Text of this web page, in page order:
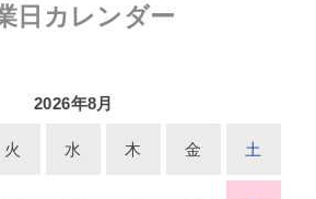
日カレンダー
2026年8月
火 水 木 金 土